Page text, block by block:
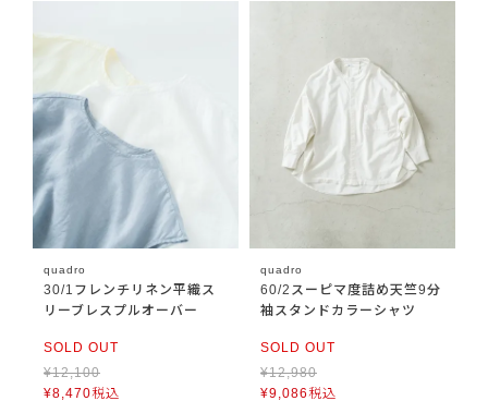
quadro
30/1フレンチリネン平織ス
リーブレスプルオーバー
SOLD OUT
¥12,100
¥8,470税込
quadro
60/2スーピマ度詰め天竺9分
袖スタンドカラーシャツ
SOLD OUT
¥12,980
¥9,086税込